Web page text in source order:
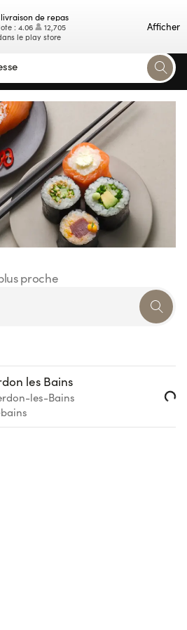
de repas
: 4.06
12,705
le play store
Afficher
proche
les Bains
les-Bains
Loading...